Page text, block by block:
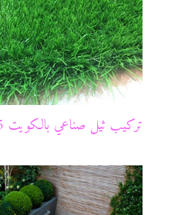
تركيب ثيل صناعي بالكويت 60089115